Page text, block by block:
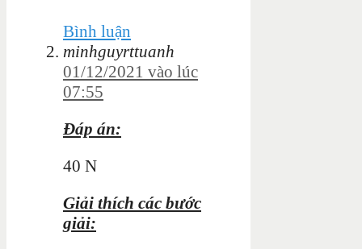
Bình luận
minhguyrttuanh
01/12/2021 vào lúc
07:55
Đáp án:
40 N
Giải thích các bước
giải: